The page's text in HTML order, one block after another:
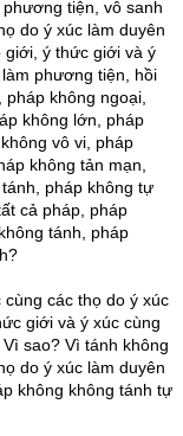
tiện, vô sanh
do ý xúc làm duyên
giới, ý thức giới và ý
phương tiện, hồi
không ngoại,
không lớn, pháp
vô vi, pháp
không tản mạn,
pháp không tự
cả pháp, pháp
tánh, pháp
các thọ do ý xúc
giới và ý xúc cùng
sao? Vì tánh không
do ý xúc làm duyên
không không tánh tự